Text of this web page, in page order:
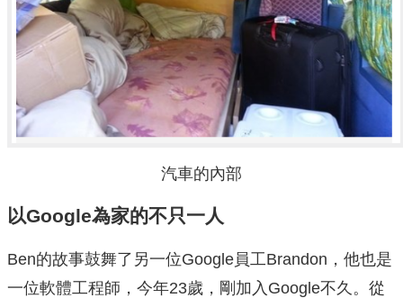
汽車的內部
以Google為家的不只一人
Ben的故事鼓舞了另一位Google員工Brandon，他也是
一位軟體工程師，今年23歲，剛加入Google不久。從